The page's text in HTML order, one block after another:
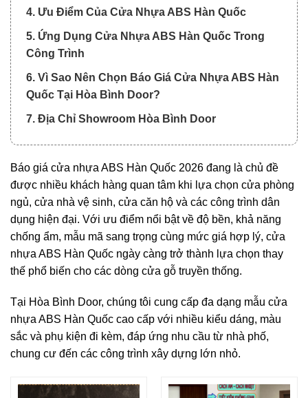
4. Ưu Điểm Của Cửa Nhựa ABS Hàn Quốc
5. Ứng Dụng Cửa Nhựa ABS Hàn Quốc Trong
Công Trình
6. Vì Sao Nên Chọn Báo Giá Cửa Nhựa ABS Hàn
Quốc Tại Hòa Bình Door?
7. Địa Chỉ Showroom Hòa Bình Door
Báo giá cửa nhựa ABS Hàn Quốc 2026 đang là chủ đề
được nhiều khách hàng quan tâm khi lựa chọn cửa phòng
ngủ, cửa nhà vệ sinh, cửa căn hộ và các công trình dân
dụng hiện đại. Với ưu điểm nổi bật về độ bền, khả năng
chống ẩm, mẫu mã sang trọng cùng mức giá hợp lý, cửa
nhựa ABS Hàn Quốc ngày càng trở thành lựa chọn thay
thế phổ biến cho các dòng cửa gỗ truyền thống.
Tại Hòa Bình Door, chúng tôi cung cấp đa dạng mẫu cửa
nhựa ABS Hàn Quốc cao cấp với nhiều kiểu dáng, màu
sắc và phụ kiện đi kèm, đáp ứng nhu cầu từ nhà phố,
chung cư đến các công trình xây dựng lớn nhỏ.